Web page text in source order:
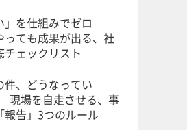
」を仕組みでゼロ
ても成果が出る、社
チェックリスト
件、どうなってい
現場を自走させる、事
報告」3つのルール